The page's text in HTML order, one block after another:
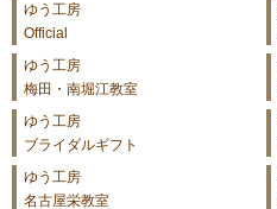
ゆう工房
Official
ゆう工房
梅田・南堀江教室
ゆう工房
ブライダルギフト
ゆう工房
名古屋栄教室